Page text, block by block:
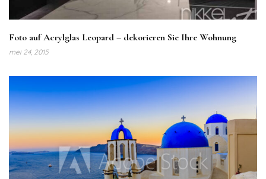
Foto auf Acrylglas Leopard – dekorieren Sie Ihre Wohnung
mei 24, 2015